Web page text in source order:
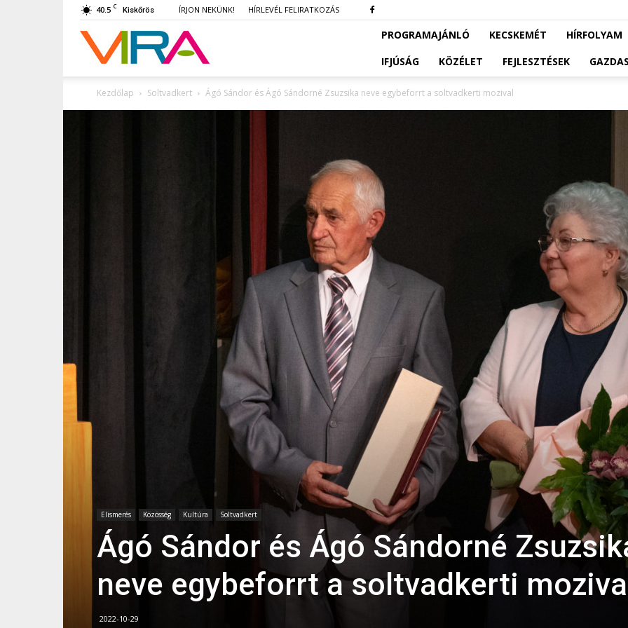
40.5 C Kiskőrös ÍRJON NEKÜNK! HÍRLEVÉL FELIRATKOZÁS
VIRA PROGRAMAJÁNLÓ KECSKEMÉT
HÍRFOLYAM
IFJÚSÁG
KÖZÉLET FEJLESZTÉSEK
Kezdőlap Soltvadkert Ágó Sándor és Ágó Sándorné Zsuzsika neve egybeforrt a soltvadkerti mozival
Elismerés Közösség Kultúra Soltvadkert
Ágó Sándor és Ágó Sándorné
neve egybeforrt a soltvadkerti
2022-10-29